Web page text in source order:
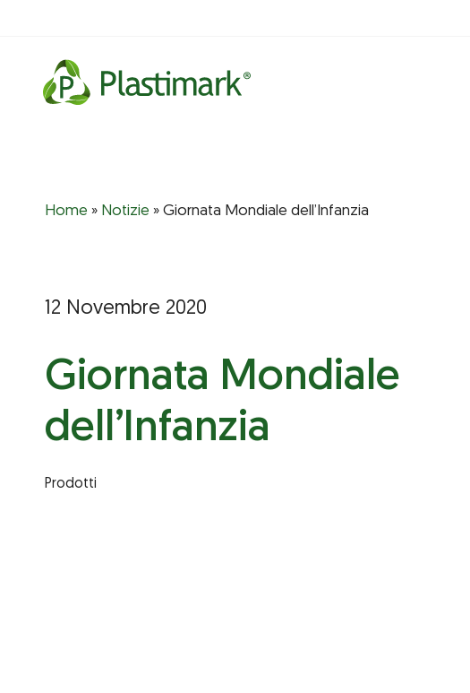
Home » Notizie » Giornata Mondiale dell’Infanzia
12 Novembre 2020
Giornata Mondiale
dell’Infanzia
Prodotti